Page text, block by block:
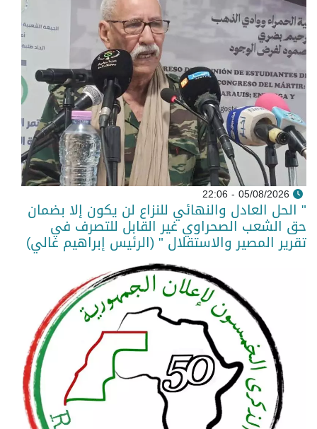
05/08/2026 - 22:06
" الحل العادل والنهائي للنزاع لن يكون إلا بضمان
حق الشعب الصحراوي غير القابل للتصرف في
تقرير المصير والاستقلال " (الرئيس إبراهيم غالي)